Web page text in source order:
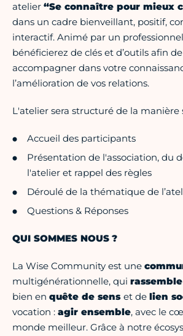
atelier “Se connaître pour mieux
dans un cadre bienveillant, positif,
interactif. Animé par un
bénéficierez de clés et d’outils afin
accompagner dans votre
l’amélioration de vos relations.
L'atelier sera structuré de la manière
Accueil des participants
Présentation de l'association, du
l'atelier et rappel des règles
Déroulé de la thématique de
Questions & Réponses
QUI SOMMES NOUS ?
La Wise Community est une
multigénérationnelle, qui rassemble
bien en quête de sens et de lien
vocation : agir ensemble, avec le
monde meilleur. Grâce à notre